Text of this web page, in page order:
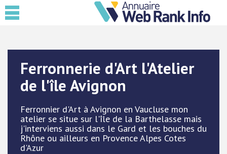
Ferronnerie d'Art l'Atelier
de l'île Avignon
Ferronnier d'Art à Avignon en Vaucluse mon
atelier se situe sur l'île de la Barthelasse mais
j'interviens aussi dans le Gard et les bouches du
Rhône ou ailleurs en Provence Alpes Cotes
d'Azur